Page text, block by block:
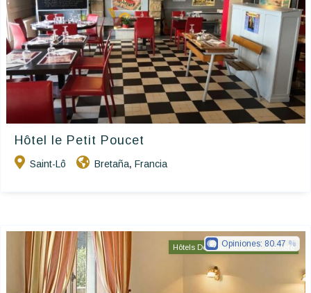
Hôtel le Petit Poucet
Saint-Lô Bretaña, Francia
Hôtels De Charme & De Caractère
Opiniones: 80.47